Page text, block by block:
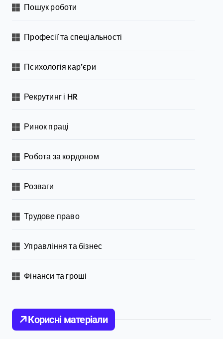
Пошук роботи
Професії та спеціальності
Психологія кар’єри
Рекрутинг і HR
Ринок праці
Робота за кордоном
Розваги
Трудове право
Управління та бізнес
Фінанси та гроші
Корисні матеріали